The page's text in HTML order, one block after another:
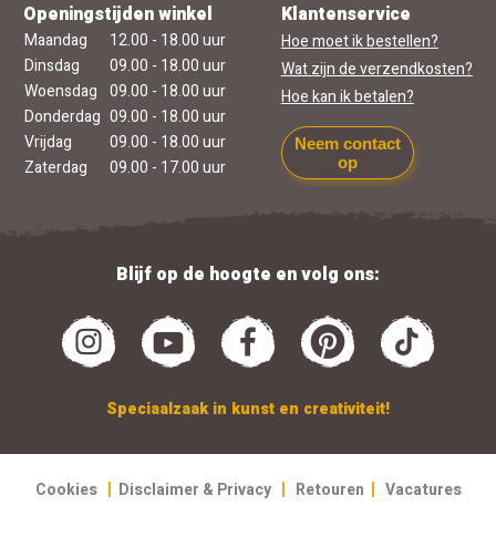
Openingstijden winkel
Maandag
12.00 - 18.00 uur
Dinsdag
09.00 - 18.00 uur
Woensdag 09.00 - 18.00 uur
Donderdag 09.00 - 18.00 uur
Vrijdag
09.00 - 18.00 uur
Zaterdag
09.00 - 17.00 uur
Klantenservice
Hoe moet ik bestellen?
Wat zijn de verzendkosten?
Hoe kan ik betalen?
Neem contact
op
Blijf op de hoogte en volg ons:
Speciaalzaak in kunst en creativiteit!
Cookies | Disclaimer & Privacy | Retouren | Vacatures